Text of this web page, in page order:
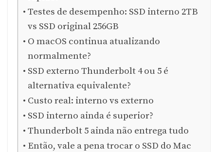
Testes de desempenho: SSD interno 2TB
vs SSD original 256GB
O macOS continua atualizando
normalmente?
SSD externo Thunderbolt 4 ou 5 é
alternativa equivalente?
Custo real: interno vs externo
SSD interno ainda é superior?
Thunderbolt 5 ainda não entrega tudo
Então, vale a pena trocar o SSD do Mac